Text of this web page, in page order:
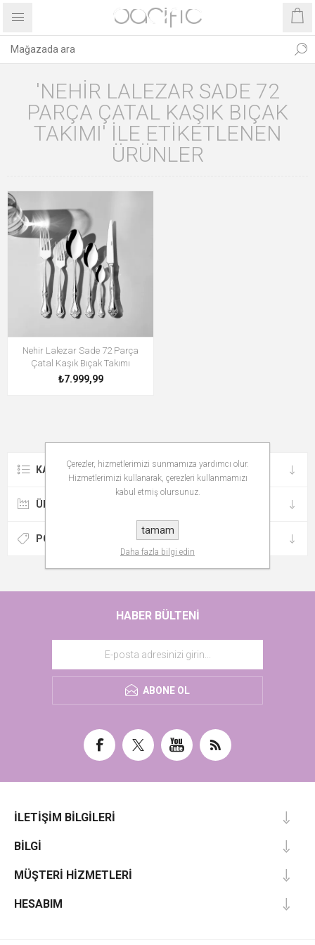
'NEHIR LALEZAR SADE 72
PARÇA ÇATAL KAŞIK BIÇAK
TAKIMI' ILE ETIKETLENEN
ÜRÜNLER
Nehir Lalezar Sade 72 Parça
Çatal Kaşık Bıçak Takımı
₺7.999,99
KATEGORILER
ÜRETICILER
POPÜLER ETIKETLER
HABER BÜLTENI
ABONE OL
İLETIŞIM BILGILERI
BILGI
MÜŞTERI HIZMETLERI
HESABIM
Çerezler, hizmetlerimizi sunmamıza yardımcı olur.
Hizmetlerimizi kullanarak, çerezleri kullanmamızı
kabul etmiş olursunuz.
tamam
Daha fazla bilgi edin